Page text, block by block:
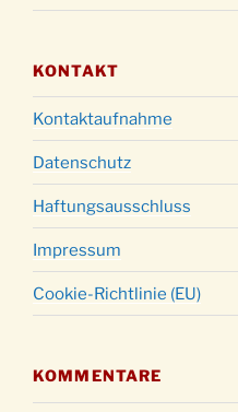
KONTAKT
Kontaktaufnahme
Datenschutz
Haftungsausschluss
Impressum
Cookie-Richtlinie (EU)
KOMMENTARE